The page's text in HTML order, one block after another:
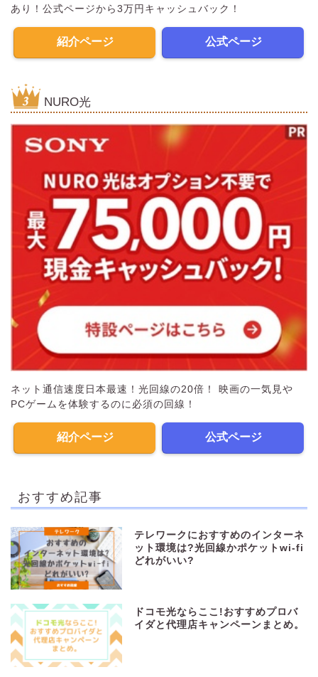
あり！公式ページから3万円キャッシュバック！
紹介ページ 公式ページ
NURO光
ネット通信速度日本最速！光回線の20倍！ 映画の一気見や
PCゲームを体験するのに必須の回線！
紹介ページ 公式ページ
おすすめ記事
テレワークにおすすめのインターネ
ット環境は?光回線かポケットwi-fi
どれがいい?
ドコモ光ならここ!おすすめプロバ
イダと代理店キャンペーンまとめ。